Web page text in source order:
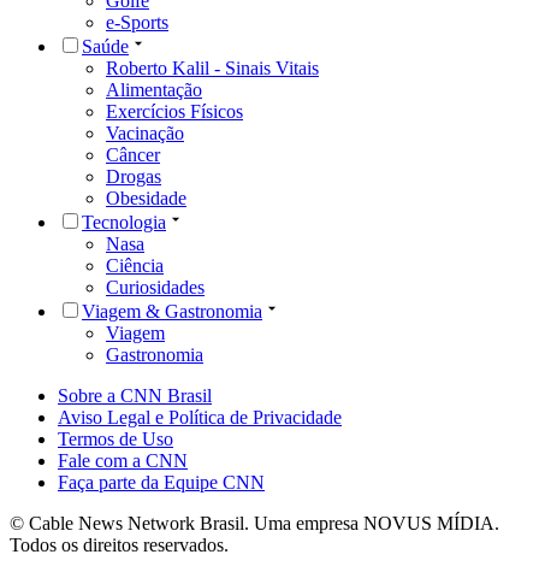
e-Sports
Saúde
Roberto Kalil - Sinais Vitais
Alimentação
Exercícios Físicos
Vacinação
Câncer
Drogas
Obesidade
Tecnologia
Nasa
Ciência
Curiosidades
Viagem & Gastronomia
Viagem
Gastronomia
Sobre a CNN Brasil
Aviso Legal e Política de Privacidade
Termos de Uso
Fale com a CNN
Faça parte da Equipe CNN
© Cable News Network Brasil. Uma empresa NOVUS MÍDIA.
Todos os direitos reservados.